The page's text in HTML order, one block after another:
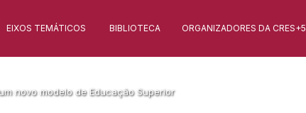
EIXOS TEMÁTICOS BIBLIOTECA ORGANIZADORES DA CRES+5
novo modelo de Educação Superior